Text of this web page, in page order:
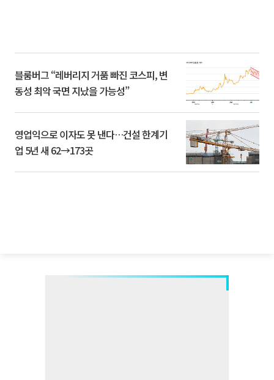
블룸버그 “레버리지 거품 빠진 코스피, 변
동성 최악 국면 지났을 가능성”
영업익으로 이자도 못 낸다…건설 한계기
업 5년 새 62→173곳